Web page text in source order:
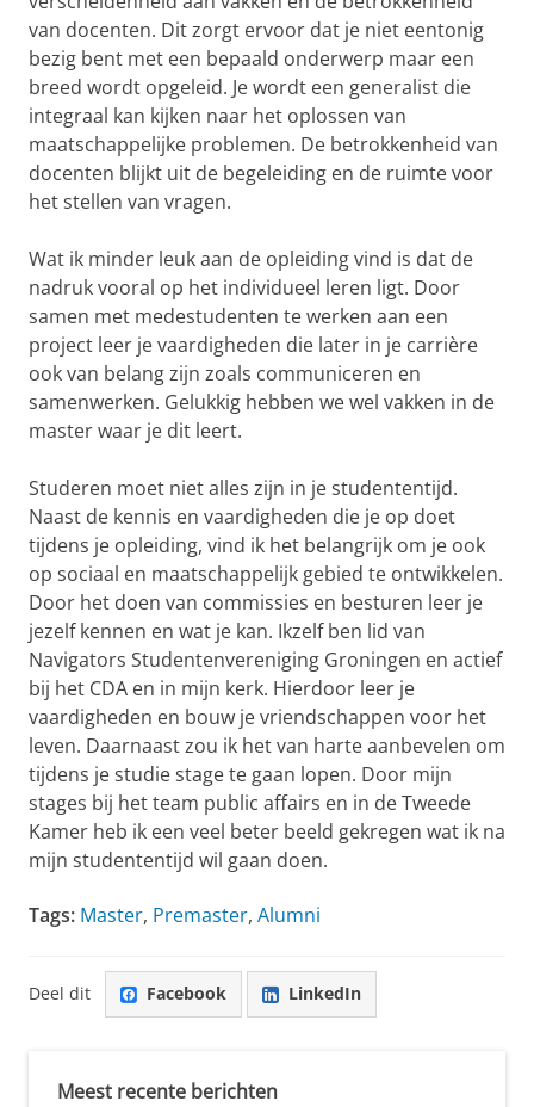
van docenten. Dit zorgt ervoor dat je niet eentonig
bezig bent met een bepaald onderwerp maar een
breed wordt opgeleid. Je wordt een generalist die
integraal kan kijken naar het oplossen van
maatschappelijke problemen. De betrokkenheid van
docenten blijkt uit de begeleiding en de ruimte voor
het stellen van vragen.
Wat ik minder leuk aan de opleiding vind is dat de
nadruk vooral op het individueel leren ligt. Door
samen met medestudenten te werken aan een
project leer je vaardigheden die later in je carrière
ook van belang zijn zoals communiceren en
samenwerken. Gelukkig hebben we wel vakken in de
master waar je dit leert.
Studeren moet niet alles zijn in je studententijd.
Naast de kennis en vaardigheden die je op doet
tijdens je opleiding, vind ik het belangrijk om je ook
op sociaal en maatschappelijk gebied te ontwikkelen.
Door het doen van commissies en besturen leer je
jezelf kennen en wat je kan. Ikzelf ben lid van
Navigators Studentenvereniging Groningen en actief
bij het CDA en in mijn kerk. Hierdoor leer je
vaardigheden en bouw je vriendschappen voor het
leven. Daarnaast zou ik het van harte aanbevelen om
tijdens je studie stage te gaan lopen. Door mijn
stages bij het team public affairs en in de Tweede
Kamer heb ik een veel beter beeld gekregen wat ik na
mijn studententijd wil gaan doen.
Tags: Master, Premaster, Alumni
Deel dit Facebook LinkedIn
Meest recente berichten